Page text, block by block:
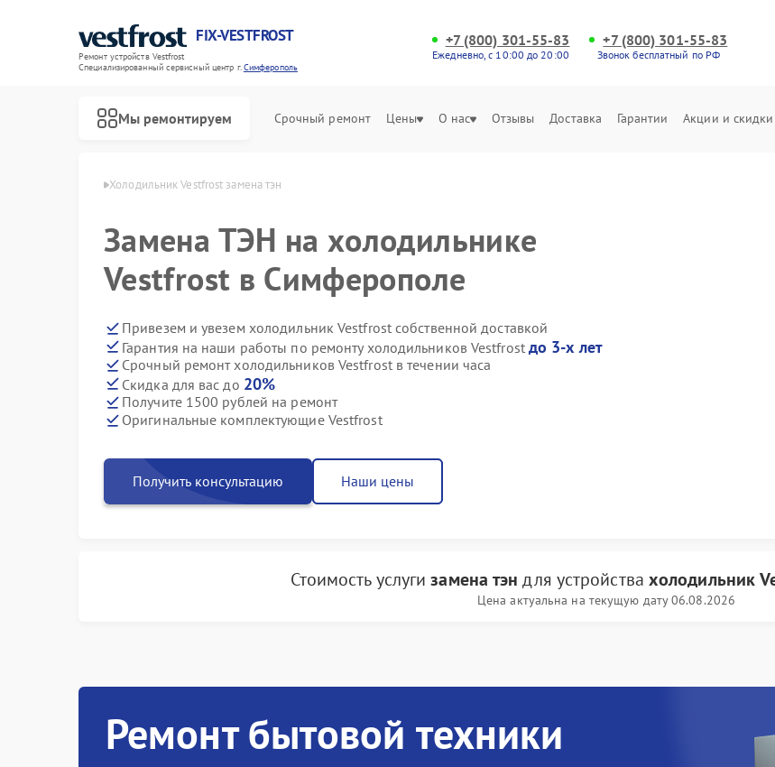
FIX-VESTFROST
Ремонт устройств Vestfrost
Специализированный cервисный центр г.Симферополь
+7 (800) 301-55-83
Ежедневно, с 10:00 до 20:00
+7 (800) 301-55-83
Звонок бесплатный по РФ
Мы ремонтируем Срочный ремонт Цены О нас Отзывы Доставка Гарантии Акции и скидки
в Симферополе Холодильник Vestfrost замена тэн
Замена ТЭН на холодильнике
Vestfrost в Симферополе
Привезем и увезем холодильник Vestfrost собственной доставкой
Гарантия на наши работы по ремонту холодильников Vestfrost до 3-х лет
Срочный ремонт холодильников Vestfrost в течении часа
Скидка для вас до 20%
Получите 1500 рублей на ремонт
Оригинальные комплектующие Vestfrost
Получить консультацию Наши цены
Стоимость услугизамена тэн для устройства холодильник
Цена актуальна на текущую дату 06.08.2026
Ремонт бытовой техники